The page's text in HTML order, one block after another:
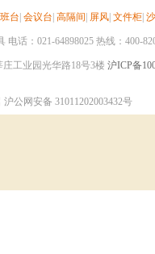
班台 会议台 高隔间 屏风 文件柜
电话：021-64898025 热线：400-
工业园光华路18号3楼 沪ICP备
沪公网安备 31011202003432号